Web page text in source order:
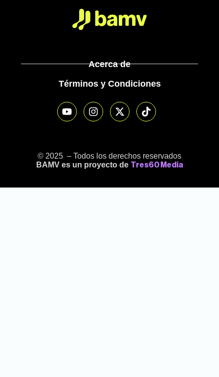
Acerca de
Términos y Condiciones
© 2025 – Todos los derechos reservados
BAMV es un proyecto de Tres60 Media